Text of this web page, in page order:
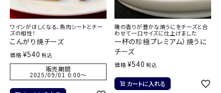
ワインがほしくなる、魚肉シートとチー
ズの相性！
こんがり焼チーズ
価格 ¥540 税込
販売期間
2025/09/01 0:00〜
磯の香りが豊かな焼うにをチーズと合
わせて一口サイズに仕上げました
一杯の珍極プレミアム）焼うに
チーズ
価格 ¥540 税込
カートに入れる